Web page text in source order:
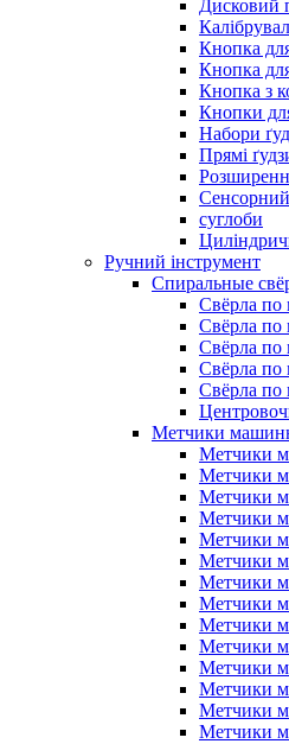
Дисковий
Кнопка
Кнопка
Кнопка з
Кнопки
Набори
Прямі
суглоби
Ручний інструмент
Спиральные
Свёрла по
Свёрла по
Свёрла по
Свёрла по
Свёрла по
Метчики
Метчики
Метчики
Метчики
Метчики
Метчики
Метчики
Метчики
Метчики
Метчики
Метчики
Метчики
Метчики
Метчики
Метчики